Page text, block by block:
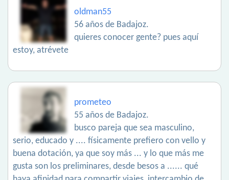
oldman55
56 años de Badajoz.
quieres conocer gente? pues aquí
estoy, atrévete
prometeo
55 años de Badajoz.
busco pareja que sea masculino,
serio, educado y .... físicamente prefiero con vello y
buena dotación, ya que soy más ... y lo que más me
gusta son los preliminares, desde besos a ...... qué